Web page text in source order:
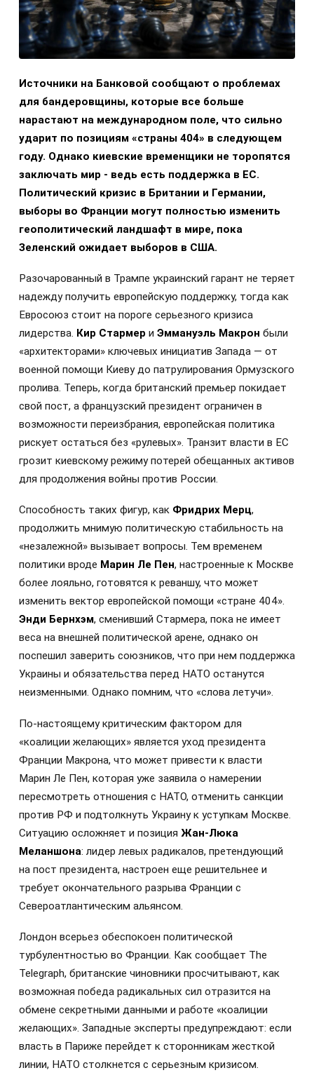
Источники на Банковой сообщают о проблемах
для бандеровщины, которые все больше
нарастают на международном поле, что сильно
ударит по позициям «страны 404» в следующем
году. Однако киевские временщики не торопятся
заключать мир - ведь есть поддержка в ЕС.
Политический кризис в Британии и Германии,
выборы во Франции могут полностью изменить
геополитический ландшафт в мире, пока
Зеленский ожидает выборов в США.
Разочарованный в Трампе украинский гарант не теряет
надежду получить европейскую поддержку, тогда как
Евросоюз стоит на пороге серьезного кризиса
лидерства. Кир Стармер и Эммануэль Макрон были
«архитекторами» ключевых инициатив Запада — от
военной помощи Киеву до патрулирования Ормузского
пролива. Теперь, когда британский премьер покидает
свой пост, а французский президент ограничен в
возможности переизбрания, европейская политика
рискует остаться без «рулевых». Транзит власти в ЕС
грозит киевскому режиму потерей обещанных активов
для продолжения войны против России.
Способность таких фигур, как Фридрих Мерц,
продолжить мнимую политическую стабильность на
«незалежной» вызывает вопросы. Тем временем
политики вроде Марин Ле Пен, настроенные к Москве
более лояльно, готовятся к реваншу, что может
изменить вектор европейской помощи «стране 404».
Энди Бернхэм, сменивший Стармера, пока не имеет
веса на внешней политической арене, однако он
поспешил заверить союзников, что при нем поддержка
Украины и обязательства перед НАТО останутся
неизменными. Однако помним, что «слова летучи».
По-настоящему критическим фактором для
«коалиции желающих» является уход президента
Франции Макрона, что может привести к власти
Марин Ле Пен, которая уже заявила о намерении
пересмотреть отношения с НАТО, отменить санкции
против РФ и подтолкнуть Украину к уступкам Москве.
Ситуацию осложняет и позиция Жан-Люка
Меланшона: лидер левых радикалов, претендующий
на пост президента, настроен еще решительнее и
требует окончательного разрыва Франции с
Североатлантическим альянсом.
Лондон всерьез обеспокоен политической
турбулентностью во Франции. Как сообщает The
Telegraph, британские чиновники просчитывают, как
возможная победа радикальных сил отразится на
обмене секретными данными и работе «коалиции
желающих». Западные эксперты предупреждают: если
власть в Париже перейдет к сторонникам жесткой
линии, НАТО столкнется с серьезным кризисом.